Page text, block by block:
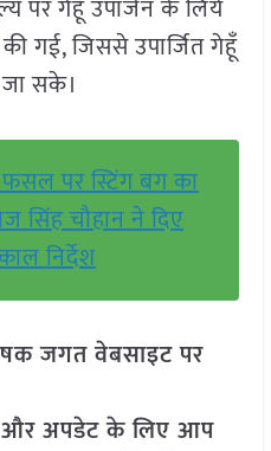
पर गेहूँ उपार्जन के लिये
की गई, जिससे उपार्जित गेहूँ
सके।
फसल पर स्टिंग बग का
सिंह चौहान ने दिए
निर्देश
जगत वेबसाइट पर
और अपडेट के लिए आप